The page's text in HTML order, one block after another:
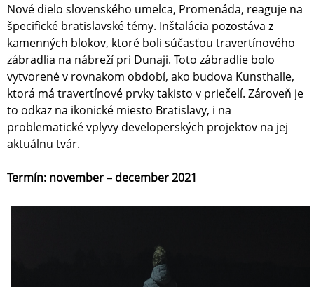
Nové dielo slovenského umelca, Promenáda, reaguje na
špecifické bratislavské témy. Inštalácia pozostáva z
kamenných blokov, ktoré boli súčasťou travertínového
zábradlia na nábreží pri Dunaji. Toto zábradlie bolo
vytvorené v rovnakom období, ako budova Kunsthalle,
ktorá má travertínové prvky takisto v priečelí. Zároveň je
to odkaz na ikonické miesto Bratislavy, i na
problematické vplyvy developerských projektov na jej
aktuálnu tvár.
Termín: november – december 2021